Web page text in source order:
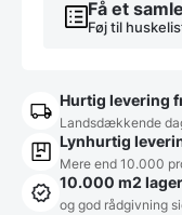
Oak)
antal
Få et
Føj til
Hurtig levering
Landsdækkende
Lynhurtig
Mere end 10.000
10.000 m2 lager
og god rådgivning